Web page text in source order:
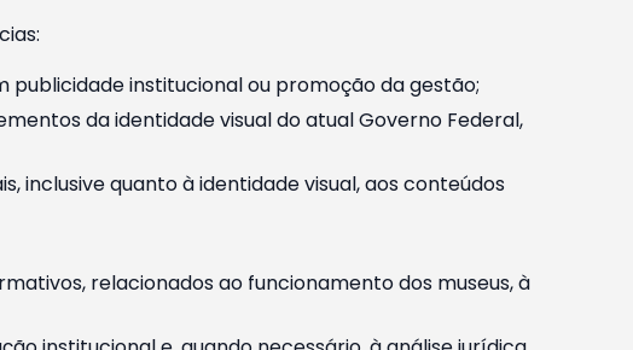
institucional ou promoção da gestão;
da identidade visual do atual Governo Federal,
inclusive quanto à identidade visual, aos conteúdos
relacionados ao funcionamento dos museus, à